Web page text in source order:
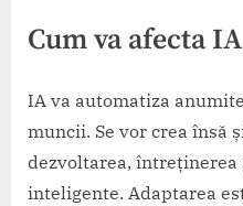
Cum va afecta
IA va automatiza
muncii. Se vor crea însă
dezvoltarea,
inteligente. Adaptarea